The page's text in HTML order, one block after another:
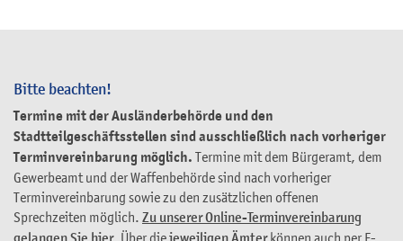
Bitte beachten!
Termine mit der Ausländerbehörde und den
Stadtteilgeschäftsstellen sind ausschließlich nach vorheriger
Terminvereinbarung möglich. Termine mit dem Bürgeramt, dem
Gewerbeamt und der Waffenbehörde sind nach vorheriger
Terminvereinbarung sowie zu den zusätzlichen offenen
Sprechzeiten möglich. Zu unserer Online-Terminvereinbarung
. Über die können auch per E-